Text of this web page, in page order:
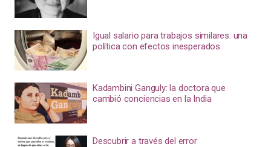
Igual salario para trabajos similares: una
política con efectos inesperados
Kadambini Ganguly: la doctora que
cambió conciencias en la India
Descubrir a través del error